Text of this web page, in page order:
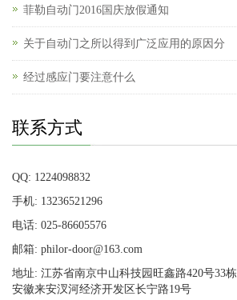
菲勒自动门2016国庆放假通知
关于自动门之所以得到广泛应用的原因分
经过感应门要注意什么
联系方式
QQ: 1224098832
手机: 13236521296
电话: 025-86605576
邮箱: philor-door@163.com
地址: 江苏省南京中山科技园旺鑫路420号33栋
安徽来安汊河经济开发区长宁路19号